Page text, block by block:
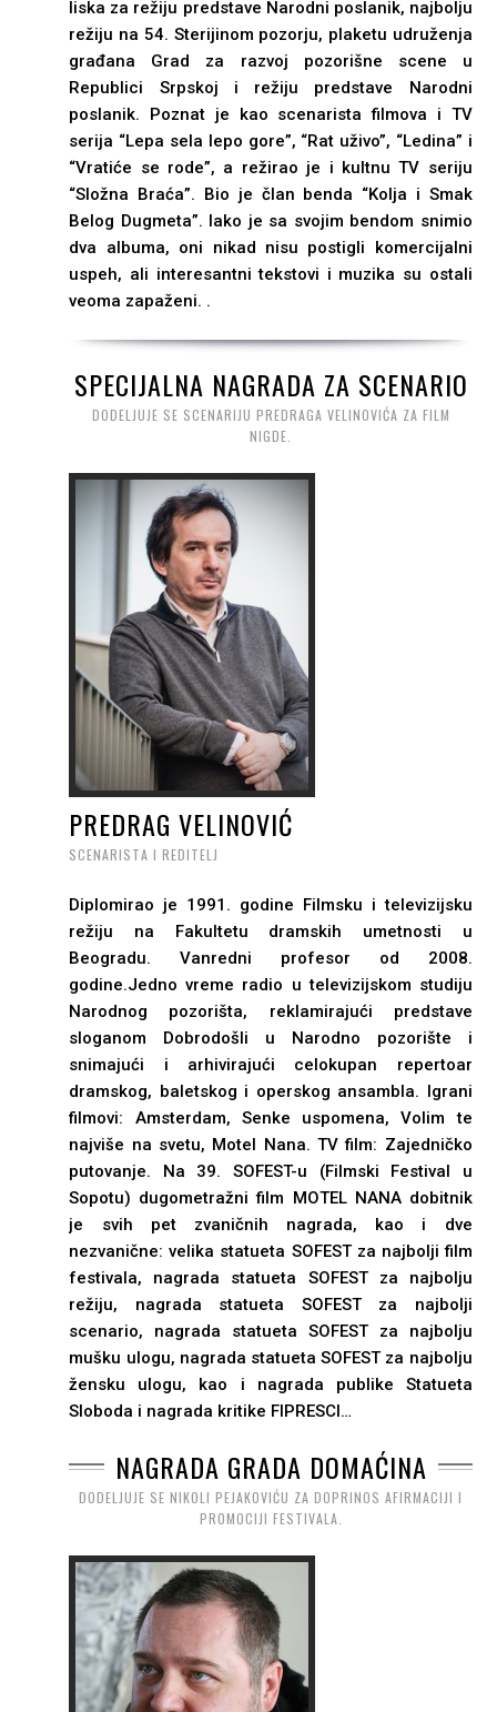
liska za režiju predstave Narodni poslanik, najbolju
režiju na 54. Sterijinom pozorju, plaketu udruženja
građana Grad za razvoj pozorišne scene u
Republici Srpskoj i režiju predstave Narodni
poslanik. Poznat je kao scenarista filmova i TV
serija “Lepa sela lepo gore”, “Rat uživo”, “Ledina” i
“Vratiće se rode”, a režirao je i kultnu TV seriju
“Složna Braća”. Bio je član benda “Kolja i Smak
Belog Dugmeta”. Iako je sa svojim bendom snimio
dva albuma, oni nikad nisu postigli komercijalni
uspeh, ali interesantni tekstovi i muzika su ostali
veoma zapaženi. .
SPECIJALNA NAGRADA ZA SCENARIO
DODELJUJE SE SCENARIJU PREDRAGA VELINOVIĆA ZA FILM
NIGDE.
PREDRAG VELINOVIĆ
SCENARISTA I REDITELJ
Diplomirao je 1991. godine Filmsku i televizijsku
režiju na Fakultetu dramskih umetnosti u
Beogradu. Vanredni profesor od 2008.
godine.Jedno vreme radio u televizijskom studiju
Narodnog pozorišta, reklamirajući predstave
sloganom Dobrodošli u Narodno pozorište i
snimajući i arhivirajući celokupan repertoar
dramskog, baletskog i operskog ansambla. Igrani
filmovi: Amsterdam, Senke uspomena, Volim te
najviše na svetu, Motel Nana. TV film: Zajedničko
putovanje. Na 39. SOFEST-u (Filmski Festival u
Sopotu) dugometražni film MOTEL NANA dobitnik
je svih pet zvaničnih nagrada, kao i dve
nezvanične: velika statueta SOFEST za najbolji film
festivala, nagrada statueta SOFEST za najbolju
režiju, nagrada statueta SOFEST za najbolji
scenario, nagrada statueta SOFEST za najbolju
mušku ulogu, nagrada statueta SOFEST za najbolju
žensku ulogu, kao i nagrada publike Statueta
Sloboda i nagrada kritike FIPRESCI…
NAGRADA GRADA DOMAĆINA
DODELJUJE SE NIKOLI PEJAKOVIĆU ZA DOPRINOS AFIRMACIJI I
PROMOCIJI FESTIVALA.